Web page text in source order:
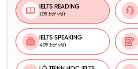
IELTS READING
105 bài viết
IELTS SPEAKING
409 bài viết